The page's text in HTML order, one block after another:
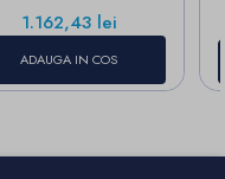
Pret
1.162,43 lei
ADAUGA IN COS